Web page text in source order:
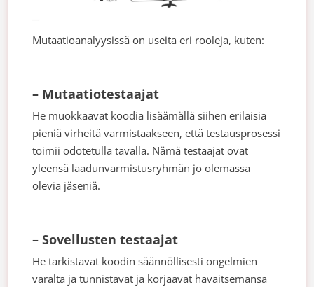
Mutaatioanalyysissä on useita eri rooleja, kuten:
– Mutaatiotestaajat
He muokkaavat koodia lisäämällä siihen erilaisia
pieniä virheitä varmistaakseen, että testausprosessi
toimii odotetulla tavalla. Nämä testaajat ovat
yleensä laadunvarmistusryhmän jo olemassa
olevia jäseniä.
– Sovellusten testaajat
He tarkistavat koodin säännöllisesti ongelmien
varalta ja tunnistavat ja korjaavat havaitsemansa